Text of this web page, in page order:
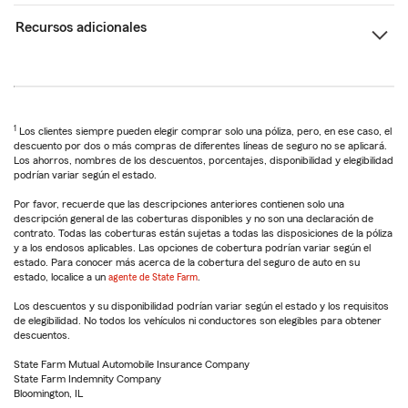
Recursos adicionales
1 Los clientes siempre pueden elegir comprar solo una póliza, pero, en ese caso, el
descuento por dos o más compras de diferentes líneas de seguro no se aplicará.
Los ahorros, nombres de los descuentos, porcentajes, disponibilidad y elegibilidad
podrían variar según el estado.
Por favor, recuerde que las descripciones anteriores contienen solo una
descripción general de las coberturas disponibles y no son una declaración de
contrato. Todas las coberturas están sujetas a todas las disposiciones de la póliza
y a los endosos aplicables. Las opciones de cobertura podrían variar según el
estado. Para conocer más acerca de la cobertura del seguro de auto en su
estado, localice a un agente de State Farm
Los descuentos y su disponibilidad podrían variar según el estado y los requisitos
de elegibilidad. No todos los vehículos ni conductores son elegibles para obtener
descuentos.
State Farm Mutual Automobile Insurance Company
State Farm Indemnity Company
Bloomington, IL